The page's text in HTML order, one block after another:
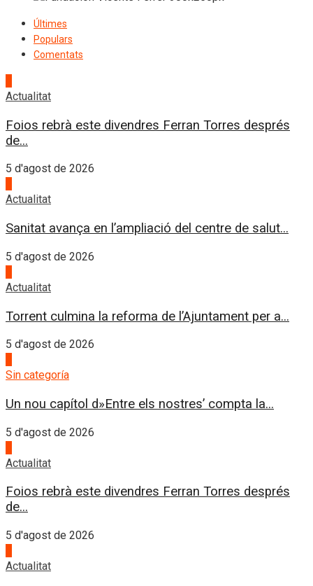
Últimes
Populars
Comentats
Actualitat
Foios rebrà este divendres Ferran Torres després
de...
5 d'agost de 2026
Actualitat
Sanitat avança en l’ampliació del centre de salut...
5 d'agost de 2026
Actualitat
Torrent culmina la reforma de l’Ajuntament per a...
5 d'agost de 2026
Sin categoría
Un nou capítol d»Entre els nostres’ compta la...
5 d'agost de 2026
Actualitat
Foios rebrà este divendres Ferran Torres després
de...
5 d'agost de 2026
Actualitat